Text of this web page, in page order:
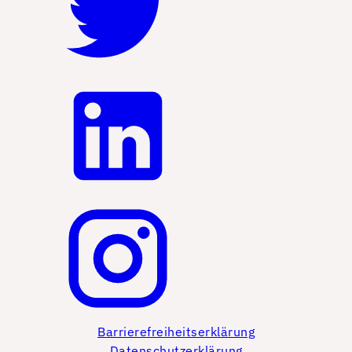
Barrierefreiheitserklärung